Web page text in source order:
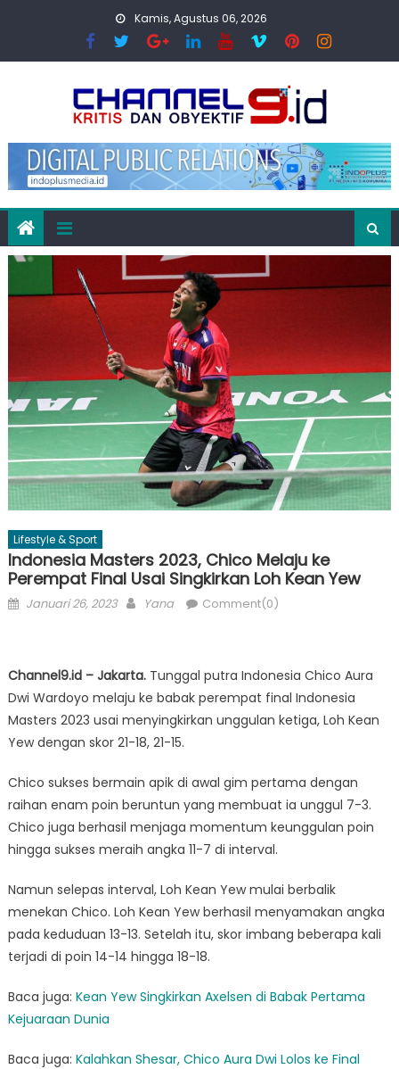
Kamis, Agustus 06, 2026
Lifestyle & Sport
Indonesia Masters 2023, Chico Melaju ke
Perempat Final Usai Singkirkan Loh Kean Yew
Posted
Januari 26, 2023 Author
Yana Comment(0)
Channel9.id – Jakarta. Tunggal putra Indonesia Chico Aura
Dwi Wardoyo melaju ke babak perempat final Indonesia
Masters 2023 usai menyingkirkan unggulan ketiga, Loh Kean
Yew dengan skor 21-18, 21-15.
Chico sukses bermain apik di awal gim pertama dengan
raihan enam poin beruntun yang membuat ia unggul 7-3.
Chico juga berhasil menjaga momentum keunggulan poin
hingga sukses meraih angka 11-7 di interval.
Namun selepas interval, Loh Kean Yew mulai berbalik
menekan Chico. Loh Kean Yew berhasil menyamakan angka
pada keduduan 13-13. Setelah itu, skor imbang beberapa kali
terjadi di poin 14-14 hingga 18-18.
Baca juga: Kean Yew Singkirkan Axelsen di Babak Pertama
Kejuaraan Dunia
Baca juga: Kalahkan Shesar, Chico Aura Dwi Lolos ke Final